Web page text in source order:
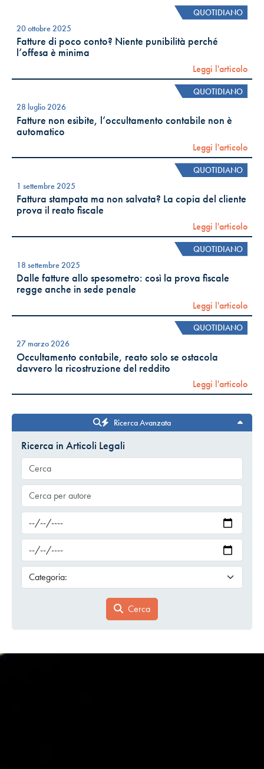
QUOTIDIANO
20 ottobre 2025
Fatture di poco conto? Niente punibilità perché
l’offesa è minima
Leggi l'articolo
QUOTIDIANO
28 luglio 2026
Fatture non esibite, l’occultamento contabile non è
automatico
Leggi l'articolo
QUOTIDIANO
1 settembre 2025
Fattura stampata ma non salvata? La copia del cliente
prova il reato fiscale
Leggi l'articolo
QUOTIDIANO
18 settembre 2025
Dalle fatture allo spesometro: così la prova fiscale
regge anche in sede penale
Leggi l'articolo
QUOTIDIANO
27 marzo 2026
Occultamento contabile, reato solo se ostacola
davvero la ricostruzione del reddito
Leggi l'articolo
Ricerca Avanzata
Ricerca in Articoli Legali
Cerca